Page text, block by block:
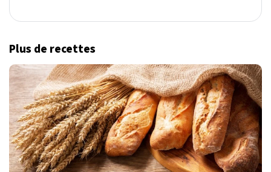
Plus de recettes